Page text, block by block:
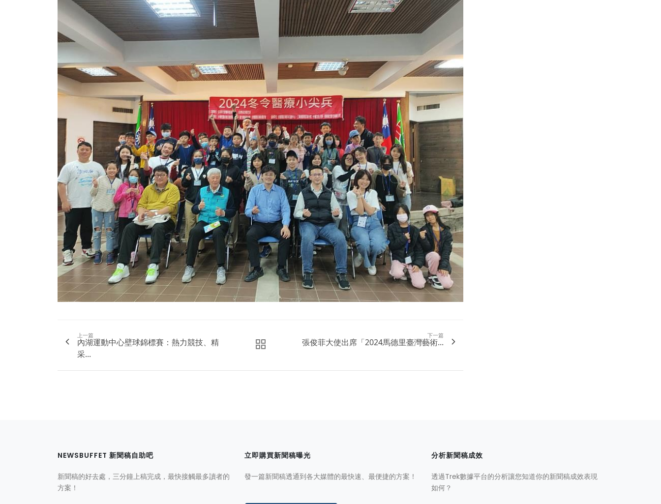
上一篇
內湖運動中心壁球錦標賽：熱力競技、精
采...
下一篇
張俊菲大使出席「2024馬德里臺灣藝術...
NEWSBUFFET 新聞稿自助吧
新聞稿的好去處，三分鐘上稿完成，最快接觸最多讀者的
方案！
立即購買新聞稿曝光
發一篇新聞稿透通到各大媒體的最快速、最便捷的方案！
分析新聞稿成效
透過Trek數據平台的分析讓您知道你的新聞稿成效表現
如何？